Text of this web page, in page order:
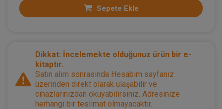
Sepete Ekle
Dikkat: İncelemekte olduğunuz ürün bir e-
kitaptır.
Satın alım sonrasında Hesabım sayfanız
üzerinden direkt olarak ulaşabilir ve
cihazlarınızdan okuyabilirsiniz. Adresinize
herhangi bir teslimat olmayacaktır.